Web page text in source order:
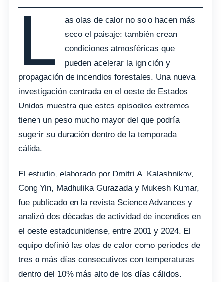
L
as olas de calor no solo hacen más
seco el paisaje: también crean
condiciones atmosféricas que
pueden acelerar la ignición y
propagación de incendios forestales. Una nueva
investigación centrada en el oeste de Estados
Unidos muestra que estos episodios extremos
tienen un peso mucho mayor del que podría
sugerir su duración dentro de la temporada
cálida.
El estudio, elaborado por Dmitri A. Kalashnikov,
Cong Yin, Madhulika Gurazada y Mukesh Kumar,
fue publicado en la revista Science Advances y
analizó dos décadas de actividad de incendios en
el oeste estadounidense, entre 2001 y 2024. El
equipo definió las olas de calor como periodos de
tres o más días consecutivos con temperaturas
dentro del 10% más alto de los días cálidos.